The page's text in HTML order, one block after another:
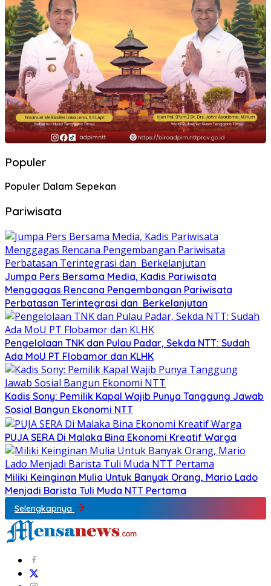
Populer
Populer Dalam Sepekan
Pariwisata
Jumpa Pers Bersama Media, Kadis Pariwisata
Menggagas Rencana Pengembangan Pariwisata
Perbatasan Terintegrasi dan Berkelanjutan
Pengelolaan TNK dan Pulau Padar, Sekda NTT: Sudah
Ada MoU PT Flobamor dan KLHK
Kadis Sony: Pemilik Kapal Wajib Punya Tanggung Jawab
Sosial Bangun Ekonomi NTT
PUJA SERA Di Malaka Bina Ekonomi Kreatif Warga
Miliki Keinginan Mulia Untuk Banyak Orang, Mario Lado
Menjadi Barista Tuli Muda NTT Pertama
Selengkapnya